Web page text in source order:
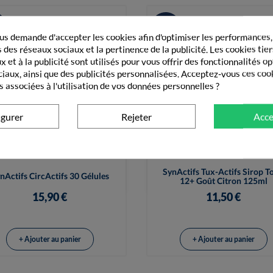
CircActifs 30 Gélules
15,90 €
Vue rapide
+ Ajouter au panier
SynActifs Tux-Actifs Sirop
12+ Goût Citron 125ml
11,50 €
Vue rapide
+ Ajouter au panier
demande d'accepter les cookies afin d'optimiser les
réseaux sociaux et la pertinence de la publicité. Les cookies
et à la publicité sont utilisés pour vous offrir des fonctionnalités
ainsi que des publicités personnalisées. Acceptez-vous ces
associées à l'utilisation de vos données personnelles ?
Rejeter